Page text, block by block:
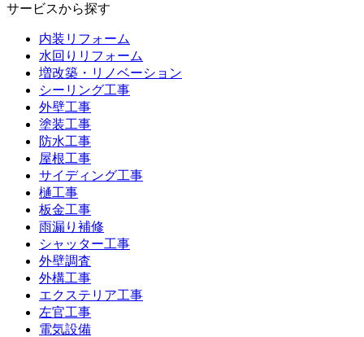
サービスから探す
内装リフォーム
水回りリフォーム
増改築・リノベーション
シーリング工事
外壁工事
塗装工事
防水工事
屋根工事
サイディング工事
樋工事
板金工事
雨漏り補修
シャッター工事
外壁調査
外構工事
エクステリア工事
左官工事
電気設備